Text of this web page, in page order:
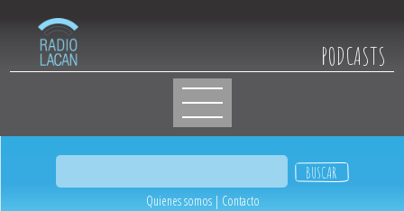
PODCASTS
Quienes somos| Contacto